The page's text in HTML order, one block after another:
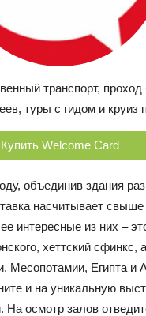
транспорт, проход
туры с гидом и круиз
Купить Welcome Card
объединив здания
насчитывает
интересные из них –
хеттский сфинкс,
Месопотамии, Египта и
и на уникальную
На осмотр залов